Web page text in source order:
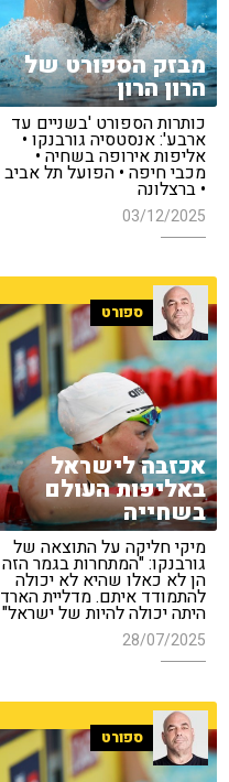
מבזק הספורט של
הרון הרון
כותרות הספורט 'בשניים עד
ארבע': אנסטסיה גורבנקו •
אליפות אירופה בשחיה •
מכבי חיפה • הפועל תל אביב
• ברצלונה
03/12/2025
ספורט
אכזבה לישראל
באליפות העולם
בשחייה
מיקי חליקה על התוצאה של
גורבנקו: "המתחרות בגמר הזה
הן לא כאלו שהיא לא יכולה
להתמודד איתם. מדליית הארד
היתה יכולה להיות של ישראל"
28/07/2025
ספורט